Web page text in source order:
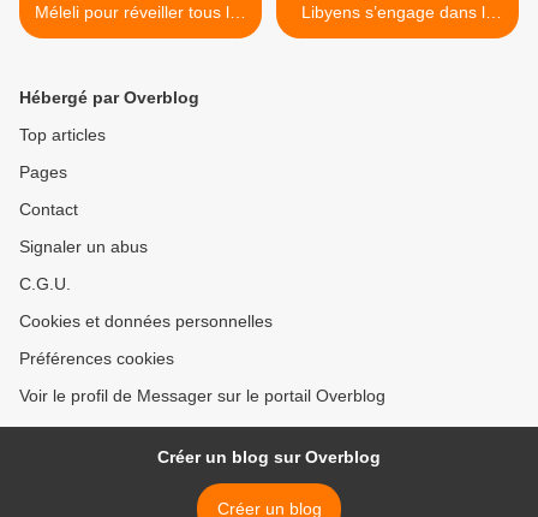
Méleli pour réveiller tous les
mbokatiers
Libyens s’engage dans la
guerre. >
Hébergé par Overblog
Top articles
Pages
Contact
Signaler un abus
C.G.U.
Cookies et données personnelles
Préférences cookies
Voir le profil de Messager sur le portail Overblog
Créer un blog sur Overblog
Créer un blog